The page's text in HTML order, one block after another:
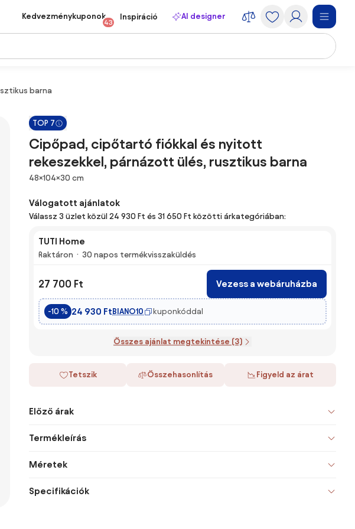
Kedvezménykuponok
43
Inspiráció AI designer
barna
TOP 7
Cipőpad, cipőtartó fiókkal és nyitott
rekeszekkel, párnázott ülés, rusztikus barna
Méretek
48×104×30 cm
Válogatott ajánlatok
Válassz 3 üzlet közül 24 930 Ft és 31 650 Ft közötti árkategóriában:
TUTI Home
Raktáron 30 napos termékvisszaküldés
27 700 Ft Vezess a webáruházba
-10 % 24 930 FtBIANO10 kuponkóddal
Összes ajánlat megtekintése (3)
Tetszik Összehasonlítás Figyeld az árat
Előző árak
Termékleírás
Méretek
Specifikációk